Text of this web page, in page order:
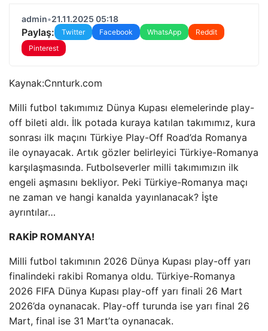
admin•21.11.2025 05:18
Paylaş: Twitter Facebook WhatsApp
Reddit
Pinterest
Kaynak:Cnnturk.com
Milli futbol takımımız Dünya Kupası elemelerinde play-
off bileti aldı. İlk potada kuraya katılan takımımız, kura
sonrası ilk maçını Türkiye Play-Off Road’da Romanya
ile oynayacak. Artık gözler belirleyici Türkiye-Romanya
karşılaşmasında. Futbolseverler milli takımımızın ilk
engeli aşmasını bekliyor. Peki Türkiye-Romanya maçı
ne zaman ve hangi kanalda yayınlanacak? İşte
ayrıntılar…
RAKİP ROMANYA!
Milli futbol takımının 2026 Dünya Kupası play-off yarı
finalindeki rakibi Romanya oldu. Türkiye-Romanya
2026 FIFA Dünya Kupası play-off yarı finali 26 Mart
2026’da oynanacak. Play-off turunda ise yarı final 26
Mart, final ise 31 Mart’ta oynanacak.